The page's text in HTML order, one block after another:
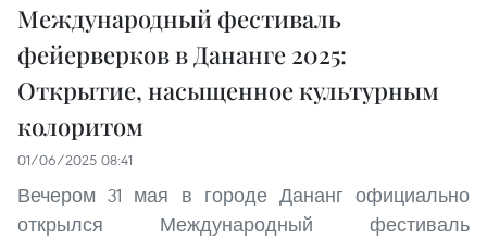
Международный фестиваль
фейерверков в Дананге 2025:
Открытие, насыщенное культурным
колоритом
01/06/2025 08:41
Вечером 31 мая в городе Дананг официально
открылся Международный фестиваль